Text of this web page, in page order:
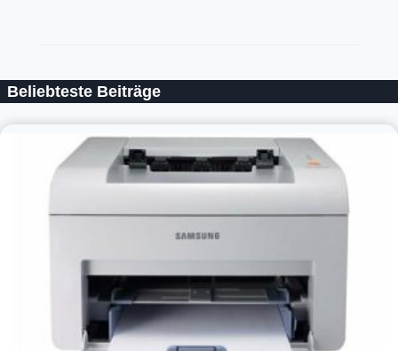
Beliebteste Beiträge